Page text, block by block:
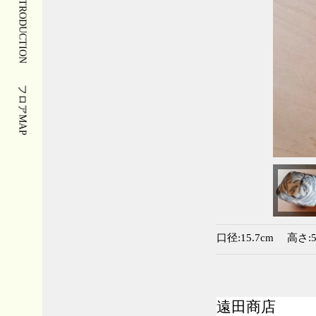
INTRODUCTION
フロアMAP
口径:15.7cm 高さ
遠田商店